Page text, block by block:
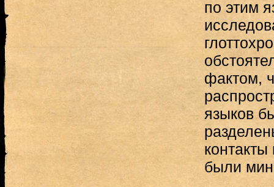
по этим
фактом,
языков
были